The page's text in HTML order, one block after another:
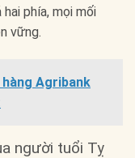
phía, mọi mối
vững.
Agribank
người tuổi Tỵ